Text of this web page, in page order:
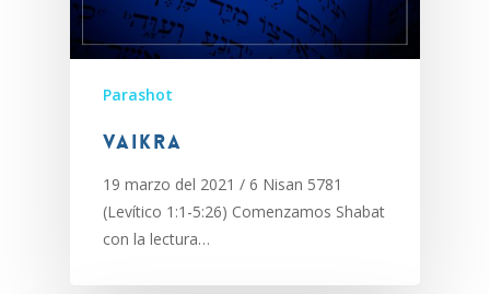
Parashot
Vaikra
19 marzo del 2021 / 6 Nisan 5781
(Levítico 1:1-5:26) Comenzamos Shabat
con la lectura…